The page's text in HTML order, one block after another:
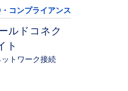
・コンプライアンス
ルドコネク
ト
トワーク接続